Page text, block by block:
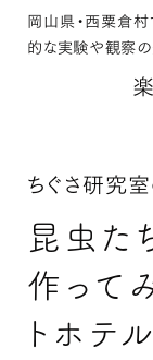
岡山県・西粟倉村
的な実験や観察
昆虫た
作って
トホテ
ちぐさ研究